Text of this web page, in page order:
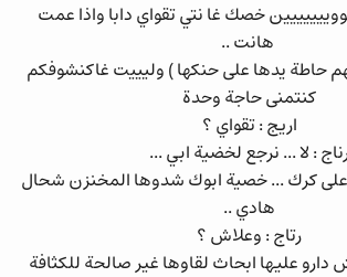
خصك غا نتي تقواي دابا واذا عمت
هانت ..
حاطة يدها على حنكها ) وليييت غاكنشوفكم
كنتمنى حاجة وحدة
اريج : تقواي ؟
: لا ... نرجع لخضية ابي ...
على كرك ... خصية ابوك شدوها المخنزن شحال
هادي ..
رتاج : وعلاش ؟
دارو عليها ابحاث لقاوها غير صالحة للكثافة